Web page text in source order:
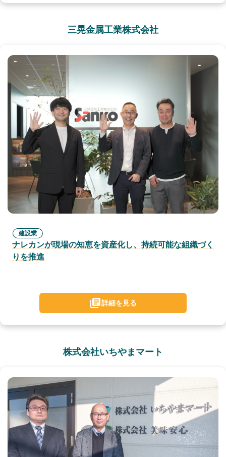
三晃金属工業株式会社
建設業
ナレカンが現場の知恵を資産化し、持続可能な組織づく
りを推進
詳細を見る
株式会社いちやまマート